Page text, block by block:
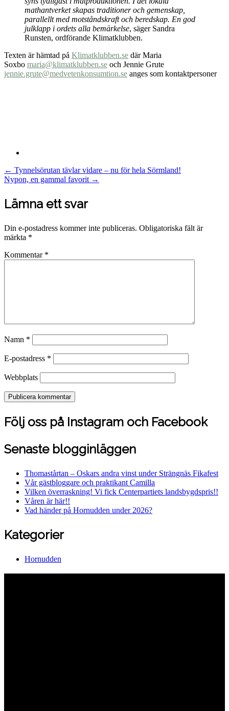
mathantverket skapas traditioner och gemenskap,
parallellt med motståndskraft och beredskap. En god
julklapp i ordets alla bemärkelse, säger Sandra
Runsten, ordförande Klimatklubben.
Texten är hämtad på Klimatklubben.se där Maria
Soxbo maria@klimatklubben.se och Jennie Grute
jennie.grute@medvetenkonsumtion.se anges som kontaktpersoner
Post
navigation
← Tynnelsörutan tävlar vidare – nu för hela Sörmland!
Nypon, en gammal favorit →
Lämna ett svar
Din e-postadress kommer inte publiceras. Obligatoriska fält är
märkta *
Kommentar *
Namn *
E-postadress *
Webbplats
Följ oss på Instagram och Facebook
Senaste blogginläggen
Thomastårtan – Oskars andra vinst under Strängnäs Fikafest
Vår gästbloggare och praktikant Camilla
Vilken överraskning! Vi fick Centerpartiets landsbygdspris!!
Våren är här!!
Vad händer på Hornudden under 2026?
Kategorier
Hornudden